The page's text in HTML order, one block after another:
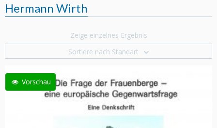
Hermann Wirth
Zeige einzelnes Ergebnis
Sortiere nach Standart
Vorschau